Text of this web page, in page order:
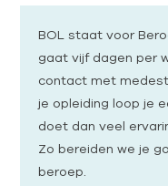
BOL staat voor
gaat vijf dagen per
contact met
je opleiding loop je
doet dan veel
Zo bereiden we je
beroep.